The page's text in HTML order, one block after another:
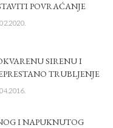
POVRAĆANJE
SIRENU I
TRUBLJENJE
I NAPUKNUTOG